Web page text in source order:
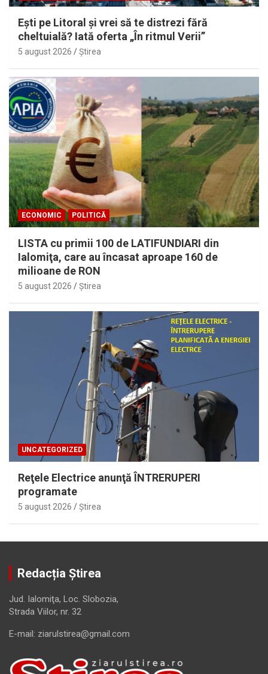
Eşti pe Litoral şi vrei să te distrezi fără
cheltuială? Iată oferta „În ritmul Verii”
5 august 2026 Ştirea
ECONOMIC POLITICĂ
LISTA cu primii 100 de LATIFUNDIARI din
Ialomiţa, care au încasat aproape 160 de
milioane de RON
5 august 2026 Ştirea
UNCATEGORIZED
Reţele Electrice anunţă ÎNTRERUPERI
programate
5 august 2026 Ştirea
Redacția Știrea
Jud. Ialomiţa, Loc. Slobozia,
Strada Viilor, nr. 32
E-mail: ziarulstirea@gmail.com